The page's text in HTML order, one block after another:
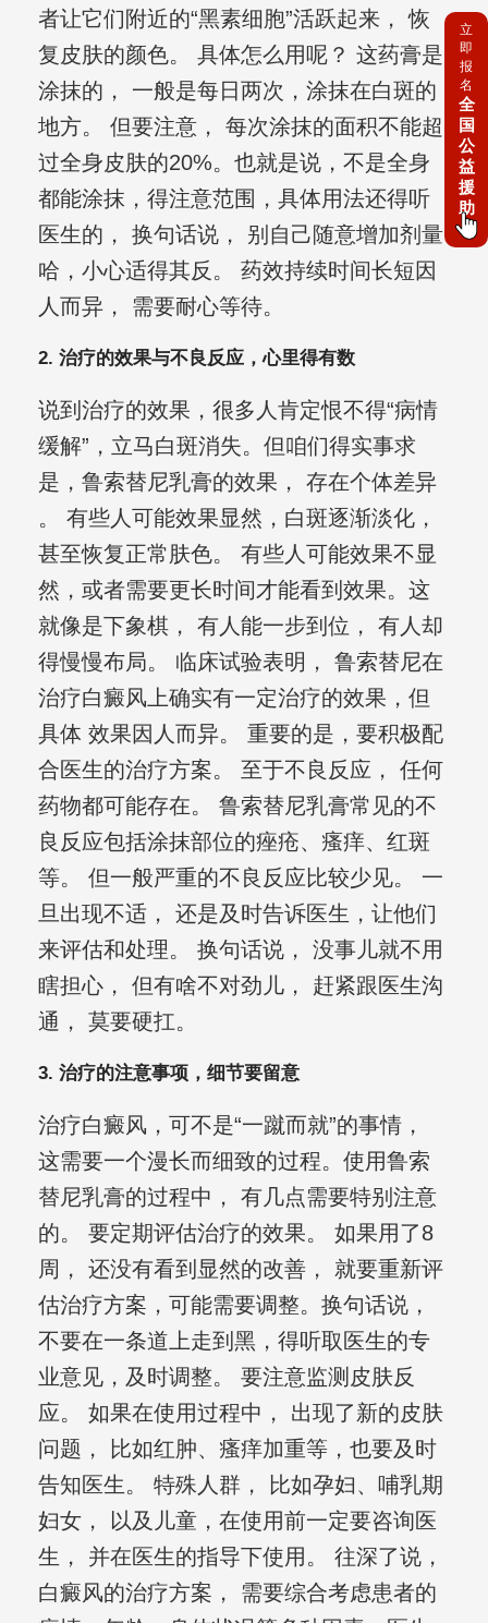
者让它们附近的“黑素细胞”活跃起来， 恢
复皮肤的颜色。 具体怎么用呢？ 这药膏是
涂抹的， 一般是每日两次，涂抹在白斑的
地方。 但要注意， 每次涂抹的面积不能超
过全身皮肤的20%。也就是说，不是全身
都能涂抹，得注意范围，具体用法还得听
医生的， 换句话说， 别自己随意增加剂量
哈，小心适得其反。 药效持续时间长短因
人而异， 需要耐心等待。
2. 治疗的效果与不良反应，心里得有数
说到治疗的效果，很多人肯定恨不得“病情
缓解”，立马白斑消失。但咱们得实事求
是，鲁索替尼乳膏的效果， 存在个体差异
。 有些人可能效果显然，白斑逐渐淡化，
甚至恢复正常肤色。 有些人可能效果不显
然，或者需要更长时间才能看到效果。这
就像是下象棋， 有人能一步到位， 有人却
得慢慢布局。 临床试验表明， 鲁索替尼在
治疗白癜风上确实有一定治疗的效果，但
具体 效果因人而异。 重要的是，要积极配
合医生的治疗方案。 至于不良反应， 任何
药物都可能存在。 鲁索替尼乳膏常见的不
良反应包括涂抹部位的痤疮、瘙痒、红斑
等。 但一般严重的不良反应比较少见。 一
旦出现不适， 还是及时告诉医生，让他们
来评估和处理。 换句话说， 没事儿就不用
瞎担心， 但有啥不对劲儿， 赶紧跟医生沟
通， 莫要硬扛。
3. 治疗的注意事项，细节要留意
治疗白癜风，可不是“一蹴而就”的事情，
这需要一个漫长而细致的过程。使用鲁索
替尼乳膏的过程中， 有几点需要特别注意
的。 要定期评估治疗的效果。 如果用了8
周， 还没有看到显然的改善， 就要重新评
估治疗方案，可能需要调整。换句话说，
不要在一条道上走到黑，得听取医生的专
业意见，及时调整。 要注意监测皮肤反
应。 如果在使用过程中， 出现了新的皮肤
问题， 比如红肿、瘙痒加重等，也要及时
告知医生。 特殊人群， 比如孕妇、哺乳期
妇女， 以及儿童，在使用前一定要咨询医
生， 并在医生的指导下使用。 往深了说，
白癜风的治疗方案， 需要综合考虑患者的
立
即
报
名
全
国
公
益
援
助